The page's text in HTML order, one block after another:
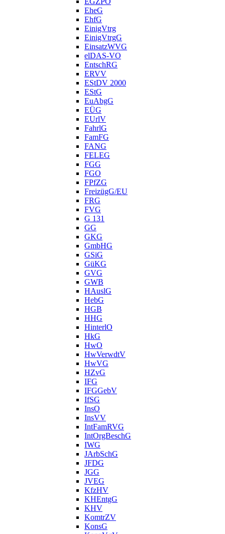
EheG
EhfG
EinigVtrg
EinigVtrgG
EinsatzWVG
elDAS-VO
EntschRG
ERVV
EStDV 2000
EStG
EuAbgG
EÜG
EUrlV
FahrlG
FamFG
FANG
FELEG
FGG
FGO
FPfZG
FreizügG/EU
FRG
FVG
G 131
GG
GKG
GmbHG
GSiG
GüKG
GVG
GWB
HAuslG
HebG
HGB
HHG
HinterlO
HkG
HwO
HwVerwdtV
HwVG
HZvG
IFG
IFGGebV
IfSG
InsO
InsVV
IntFamRVG
IntOrgBeschG
IWG
JArbSchG
JFDG
JGG
JVEG
KfzHV
KHEntgG
KHV
KomtrZV
KonsG